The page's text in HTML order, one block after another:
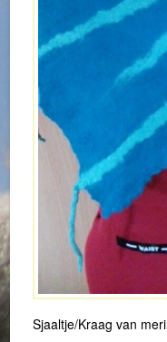
Sjaaltje/Kraag van